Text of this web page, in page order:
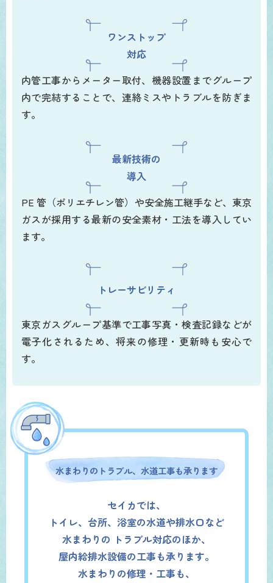
ワンストップ
対応
内管工事からメーター取付、機器設置までグループ
内で完結することで、連絡ミスやトラブルを防ぎま
す。
最新技術の
導入
PE 管（ポリエチレン管）や安全施工継手など、東京
ガスが採用する最新の安全素材・工法を導入してい
ます。
トレーサビリティ
東京ガスグループ基準で工事写真・検査記録などが
電子化されるため、将来の修理・更新時も安心で
す。
水まわりのトラブル、水道工事も承ります
セイカでは、
トイレ、台所、浴室の水道や排水口など
水まわりの トラブル対応のほか、
屋内給排水設備の工事も承ります。
水まわりの修理・工事も、